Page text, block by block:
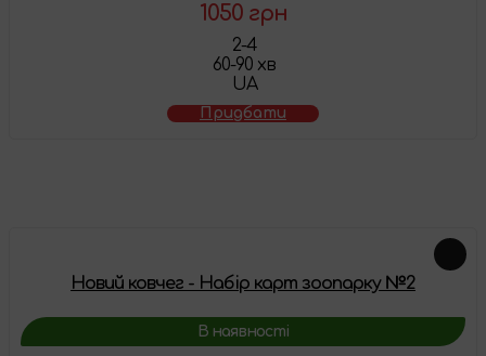
1050 грн
2-4
60-90 хв
UA
Придбати
Новий ковчег - Набір карт зоопарку №2
В наявності